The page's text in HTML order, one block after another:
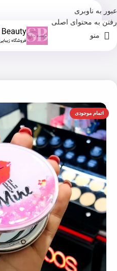
عبور به ناوبری
رفتن به محتوای اصلی
منو
اتمام موجودی